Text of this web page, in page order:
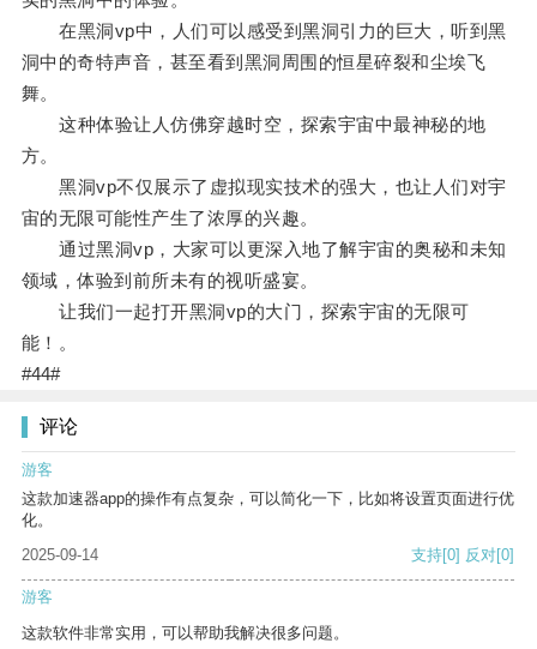
在黑洞vp中，人们可以感受到黑洞引力的巨大，听到黑
洞中的奇特声音，甚至看到黑洞周围的恒星碎裂和尘埃飞
舞。
这种体验让人仿佛穿越时空，探索宇宙中最神秘的地
方。
黑洞vp不仅展示了虚拟现实技术的强大，也让人们对宇
宙的无限可能性产生了浓厚的兴趣。
通过黑洞vp，大家可以更深入地了解宇宙的奥秘和未知
领域，体验到前所未有的视听盛宴。
让我们一起打开黑洞vp的大门，探索宇宙的无限可
能！。
#44#
评论
游客
这款加速器app的操作有点复杂，可以简化一下，比如将设置页面进行优
化。
2025-09-14
支持[0] 反对[0]
游客
这款软件非常实用，可以帮助我解决很多问题。